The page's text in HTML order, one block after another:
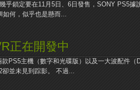
乎鎖定要在11月5日、6日發售，SONY PS5據
如何，似乎也是懸而...
正在開發中
PS5主機（數字和光碟版）以及一大波配件（
並未見到踪影。 不過...